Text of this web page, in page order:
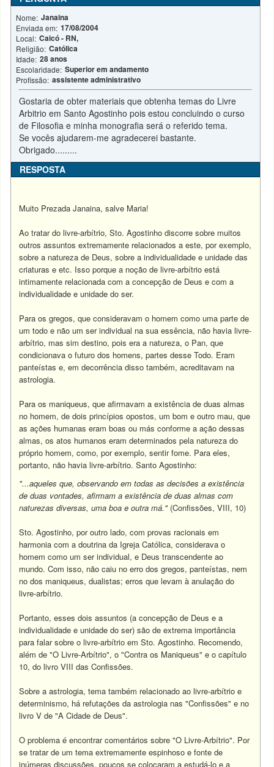
Nome: Janaina
Enviada em: 17/08/2004
Local: Caicó - RN,
Religião: Católica
Idade: 28 anos
Escolaridade: Superior em andamento
Profissão: assistente administrativo
Gostaria de obter materiais que obtenha temas do Livre
Arbitrio em Santo Agostinho pois estou concluindo o curso
de Filosofia e minha monografia será o referido tema.
Se vocês ajudarem-me agradecerei bastante.
Obrigado.........
RESPOSTA
Muito Prezada Janaina, salve Maria!
Ao tratar do livre-arbítrio, Sto. Agostinho discorre sobre muitos
outros assuntos extremamente relacionados a este, por exemplo,
sobre a natureza de Deus, sobre a individualidade e unidade das
criaturas e etc. Isso porque a noção de livre-arbítrio está
intimamente relacionada com a concepção de Deus e com a
individualidade e unidade do ser.
Para os gregos, que consideravam o homem como uma parte de
um todo e não um ser individual na sua essência, não havia livre-
arbítrio, mas sim destino, pois era a natureza, o Pan, que
condicionava o futuro dos homens, partes desse Todo. Eram
panteístas e, em decorrência disso também, acreditavam na
astrologia.
Para os maniqueus, que afirmavam a existência de duas almas
no homem, de dois princípios opostos, um bom e outro mau, que
as ações humanas eram boas ou más conforme a ação dessas
almas, os atos humanos eram determinados pela natureza do
próprio homem, como, por exemplo, sentir fome. Para eles,
portanto, não havia livre-arbítrio. Santo Agostinho:
"...aqueles que, observando em todas as decisões a existência
de duas vontades, afirmam a existência de duas almas com
naturezas diversas, uma boa e outra má." (Confissões, VIII, 10)
Sto. Agostinho, por outro lado, com provas racionais em
harmonia com a doutrina da Igreja Católica, considerava o
homem como um ser individual, e Deus transcendente ao
mundo. Com isso, não caiu no erro dos gregos, panteístas, nem
no dos maniqueus, dualistas; erros que levam à anulação do
livre-arbítrio.
Portanto, esses dois assuntos (a concepção de Deus e a
individualidade e unidade do ser) são de extrema importância
para falar sobre o livre-arbítrio em Sto. Agostinho. Recomendo,
além de "O Livre-Arbítrio", o "Contra os Maniqueus" e o capítulo
10, do livro VIII das Confissões.
Sobre a astrologia, tema também relacionado ao livre-arbítrio e
determinismo, há refutações da astrologia nas "Confissões" e no
livro V de "A Cidade de Deus".
O problema é encontrar comentários sobre "O Livre-Arbítrio". Por
se tratar de um tema extremamente espinhoso e fonte de
inúmeras discussões, poucos se colocaram a estudá-lo e a